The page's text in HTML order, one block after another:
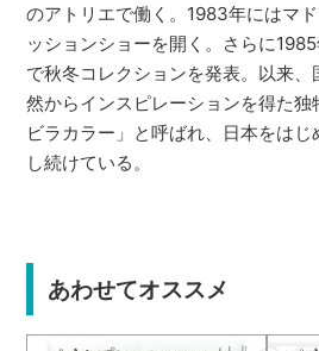
のアトリエで働く。1983年にはマ
ッションショーを開く。さらに
で秋冬コレクションを発表。以来、
然からインスピレーションを得た
ビラカラー」と呼ばれ、日本をは
し続けている。
あわせてオススメ